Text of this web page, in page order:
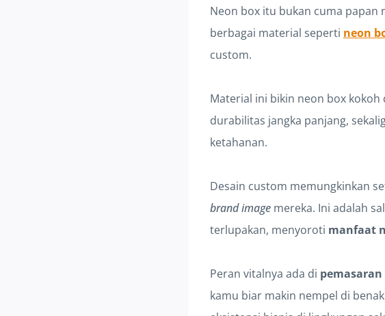
Neon box itu bukan cuma papan
berbagai material seperti neon
custom.
Material ini bikin neon box
durabilitas jangka panjang,
ketahanan.
Desain custom memungkinkan
brand image mereka. Ini adalah
terlupakan, menyoroti manfaat
Peran vitalnya ada di
kamu biar makin nempel di